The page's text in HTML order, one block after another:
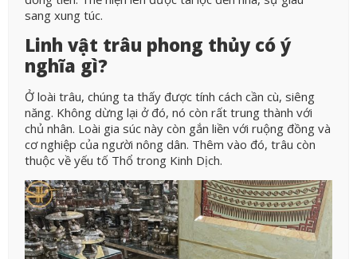
sang xung túc.
Linh vật trâu phong thủy có ý
nghĩa gì?
Ở loài trâu, chúng ta thấy được tính cách cần cù, siêng
năng. Không dừng lại ở đó, nó còn rất trung thành với
chủ nhân. Loài gia súc này còn gắn liền với ruộng đồng và
cơ nghiệp của người nông dân. Thêm vào đó, trâu còn
thuộc về yếu tố Thổ trong Kinh Dịch.